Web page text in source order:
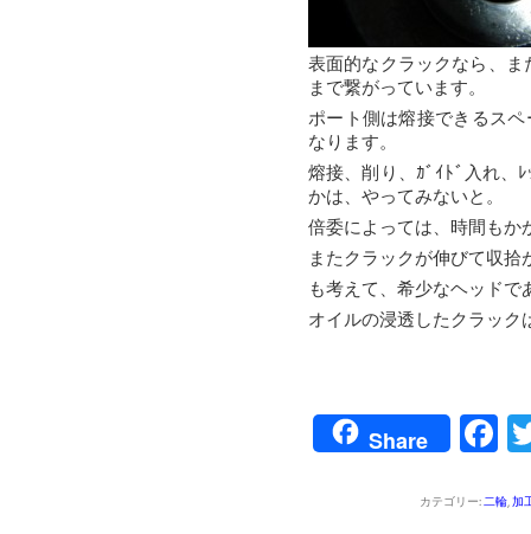
表面的なクラックなら、
まで繋がっています。
ポート側は熔接できるス
なります。
熔接、削り、ｶﾞｲﾄﾞ入れ、
かは、やってみないと。
倍委によっては、時間もか
またクラックが伸びて収拾
も考えて、希少なヘッド
オイルの浸透したクラック
Share
カテゴリー:二輪,加